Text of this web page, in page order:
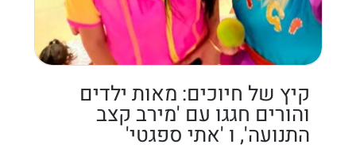
קיץ של חיוכים: מאות ילדים
והורים חגגו עם 'מירב קצב
התנועה', ו 'אתי ספגטי'